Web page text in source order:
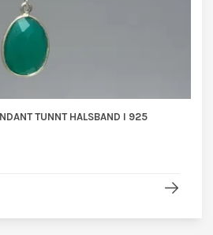
TUNNT HALSBAND I 925